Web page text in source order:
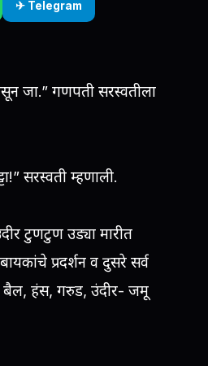
✈ Telegram
जा.” गणपती सरस्वतीला
सरस्वती म्हणाली.
टुणटुण उड्या मारीत
प्रदर्शन व दुसरे सर्व
बैल, हंस, गरुड, उंदीर- जमू